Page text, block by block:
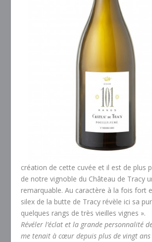
création de cette cuvée et il est de plus
de notre vignoble du Château de Tracy
remarquable. Au caractère à la fois fort
silex de la butte de Tracy révèle ici sa
quelques rangs de très vieilles vignes ».
Révéler l’éclat et la grande personnalité
me tenait à cœur depuis plus de vingt ans